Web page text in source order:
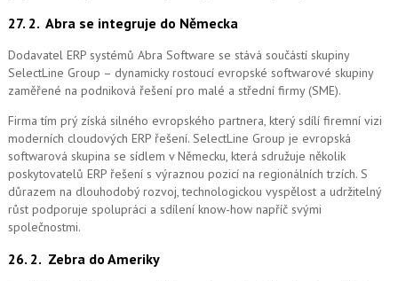
27. 2. Abra se integruje do Německa
Dodavatel ERP systémů Abra Software se stává součástí skupiny
SelectLine Group – dynamicky rostoucí evropské softwarové skupiny
zaměřené na podniková řešení pro malé a střední firmy (SME).
Firma tím prý získá silného evropského partnera, který sdílí firemní vizi
moderních cloudových ERP řešení. SelectLine Group je evropská
softwarová skupina se sídlem v Německu, která sdružuje několik
poskytovatelů ERP řešení s výraznou pozicí na regionálních trzích. S
důrazem na dlouhodobý rozvoj, technologickou vyspělost a udržitelný
růst podporuje spolupráci a sdílení know-how napříč svými
společnostmi.
26. 2. Zebra do Ameriky